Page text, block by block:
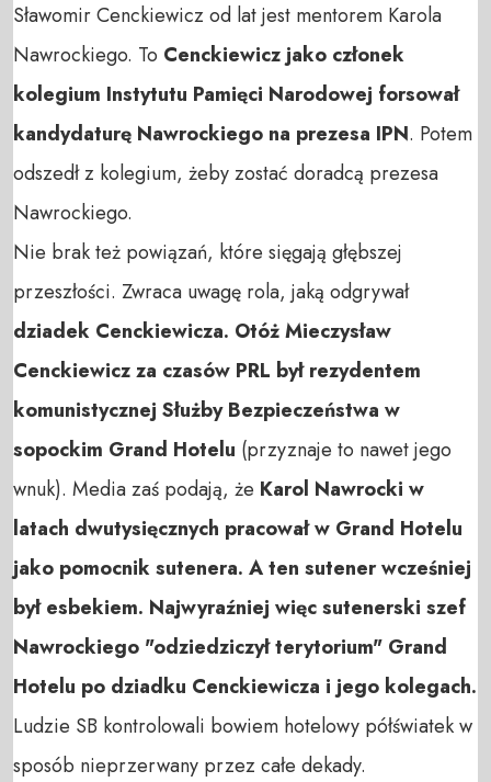
Sławomir Cenckiewicz od lat jest mentorem Karola
Nawrockiego. To Cenckiewicz jako członek
kolegium Instytutu Pamięci Narodowej forsował
kandydaturę Nawrockiego na prezesa IPN. Potem
odszedł z kolegium, żeby zostać doradcą prezesa
Nawrockiego.
Nie brak też powiązań, które sięgają głębszej
przeszłości. Zwraca uwagę rola, jaką odgrywał
dziadek Cenckiewicza. Otóż Mieczysław
Cenckiewicz za czasów PRL był rezydentem
komunistycznej Służby Bezpieczeństwa w
sopockim Grand Hotelu (przyznaje to nawet jego
wnuk). Media zaś podają, że Karol Nawrocki w
latach dwutysięcznych pracował w Grand Hotelu
jako pomocnik sutenera. A ten sutener wcześniej
był esbekiem. Najwyraźniej więc sutenerski szef
Nawrockiego "odziedziczył terytorium" Grand
Hotelu po dziadku Cenckiewicza i jego kolegach.
Ludzie SB kontrolowali bowiem hotelowy półświatek w
sposób nieprzerwany przez całe dekady.